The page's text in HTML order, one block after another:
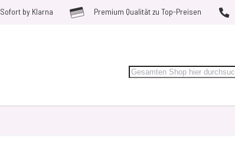
Sofort by Klarna Premium Qualität zu Top-Preisen
Search